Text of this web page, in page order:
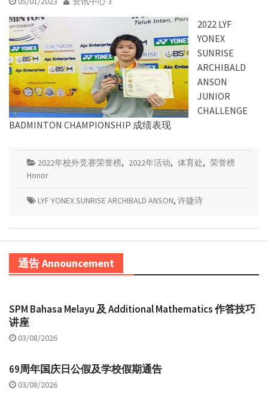
2022 LYF
YONEX
SUNRISE
ARCHIBALD
ANSON
JUNIOR
CHALLENGE
BADMINTON CHAMPIONSHIP 成绩表现
2022年校外竞赛荣誉榜, 2022年活动, 体育处, 荣誉榜
Honor
LYF YONEX SUNRISE ARCHIBALD ANSON, 许婕诗
通告 Announcement
SPM Bahasa Melayu 及 Additional Mathematics 作答技巧
讲座
03/08/2026
69周年国庆日公假及学校假期通告
03/08/2026